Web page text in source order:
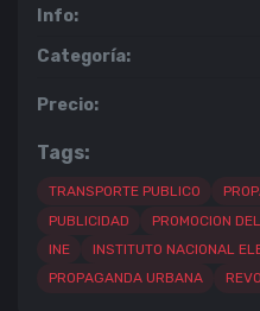
Info:
Categoría:
Precio:
Tags:
TRANSPORTE PUBLICO
PUBLICIDAD
PROMOCION
INE
INSTITUTO NACIONAL
PROPAGANDA URBANA